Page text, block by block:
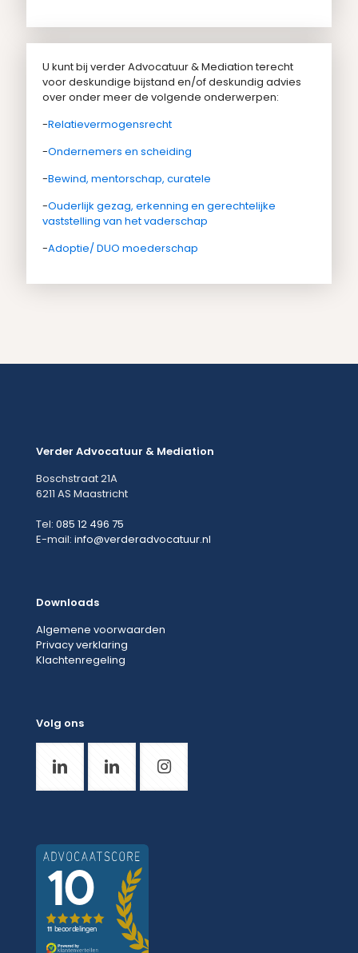
U kunt bij verder Advocatuur & Mediation terecht
voor deskundige bijstand en/of deskundig advies
over onder meer de volgende onderwerpen:
-Relatievermogensrecht
-Ondernemers en scheiding
-Bewind, mentorschap, curatele
-Ouderlijk gezag, erkenning en gerechtelijke
vaststelling van het vaderschap
-Adoptie/ DUO moederschap
Verder Advocatuur & Mediation
Boschstraat 21A
6211 AS Maastricht
Tel: 085 12 496 75
E-mail: info@verderadvocatuur.nl
Downloads
Algemene voorwaarden
Privacy verklaring
Klachtenregeling
Volg ons